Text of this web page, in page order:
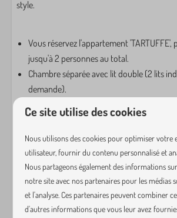
Cafetière à filtre
Machine à café
Casseroles
Couverts
Signes
Lave-vaisselle
Verres à boire
Extracteur
Cuisson par induction
Bouilloire
Ustensiles de cuisine
style.
Vous réservez l'appartement
jusqu'à 2 personnes au total.
Chambre séparée avec lit double (2 lits
demande).
Douche et lavabo dans la chambre, tout le
fourni.
Toilettes séparées.
Cuisine entièrement équipée avec plaque
grand réfrigérateur et lave-vaisselle, four
à café Nespresso.
Coin salon avec petits sièges.
Canapé pour 2 dans la chambre où se
Ce site utilise des cookies
Nous utilisons des cookies pour optimiser votre
utilisateur, fournir du contenu personnalisé et
Nous partageons également des informations
notre site avec nos partenaires pour les médias
et l'analyse. Ces partenaires peuvent combiner
d'autres informations que vous leur avez